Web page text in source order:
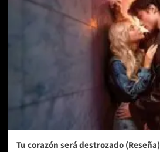
Tu corazón será destrozado (Reseña)